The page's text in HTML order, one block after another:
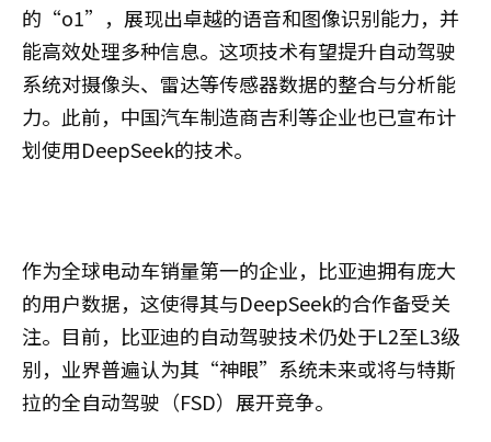
的“o1”，展现出卓越的语音和图像识别能力，并
能高效处理多种信息。这项技术有望提升自动驾驶
系统对摄像头、雷达等传感器数据的整合与分析能
力。此前，中国汽车制造商吉利等企业也已宣布计
划使用DeepSeek的技术。
作为全球电动车销量第一的企业，比亚迪拥有庞大
的用户数据，这使得其与DeepSeek的合作备受关
注。目前，比亚迪的自动驾驶技术仍处于L2至L3级
别，业界普遍认为其“神眼”系统未来或将与特斯
拉的全自动驾驶（FSD）展开竞争。